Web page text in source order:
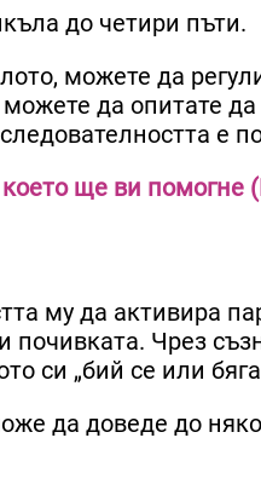
до четири пъти.
можете да
да опитате
е
което ще ви
му да активира
почивката. Чрез
си „бий се или
да доведе до